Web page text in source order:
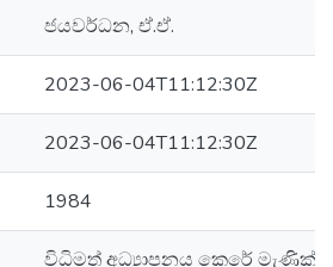
ජයවර්ධන, ඒ.ඒ.
2023-06-04T11:12:30Z
2023-06-04T11:12:30Z
1984
විධිමත් අධ්‍යාපනය කෙරේ මැණික්